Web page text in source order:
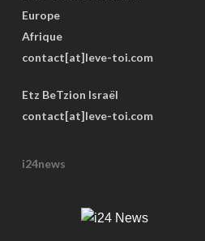
Europe
Afrique
contact[at]leve-toi.com
Etz BeTzion Israël
contact[at]leve-toi.com
i24news